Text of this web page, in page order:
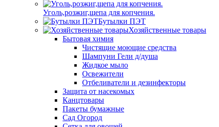
Уголь,розжиг,щепа для копчения.
Бутылки ПЭТ
Хозяйственные товары
Бытовая химия
Чистящие моющие средства
Шампуни Гели д/душа
Жидкое мыло
Освежители
Отбеливатели и дезинфекторы
Защита от насекомых
Канцтовары
Пакеты бумажные
Сад Огород